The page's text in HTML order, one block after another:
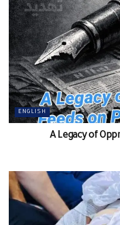
ENGLISH
A Legacy of